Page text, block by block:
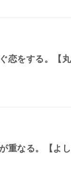
恋をする。【
重なる。【よ